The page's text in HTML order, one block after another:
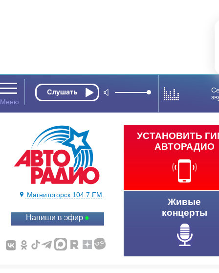
Магнитогорск 104.7 FM
Напиши в эфир
УСТАНОВИТЬ
АВТОРАДИО
Живые
концерты